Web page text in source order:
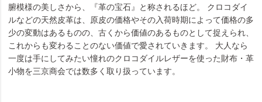
腑模様の美しさから、『革の宝石』と称されるほど。 クロコダイ
ルなどの天然皮革は、原皮の価格やその入荷時期によって価格の多
少の変動はあるものの、古くから価値のあるものとして捉えられ、
これからも変わることのない価値で愛されていきます。 大人なら
一度は手にしてみたい憧れのクロコダイルレザーを使った財布・革
小物を三京商会では数多く取り扱っています。